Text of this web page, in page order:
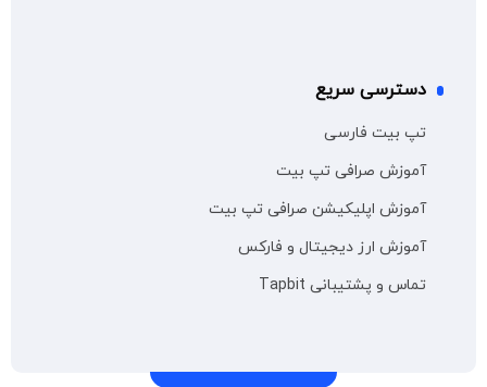
دسترسی سریع
تپ بیت فارسی
آموزش صرافی تپ بیت
آموزش اپلیکیشن صرافی تپ بیت
آموزش ارز دیجیتال و فارکس
تماس و پشتیبانی Tapbit